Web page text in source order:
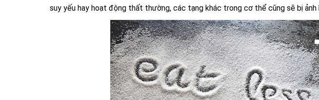
suy yếu hay hoạt động thất thường, các tạng khác trong cơ thể cũng sẽ bị ảnh